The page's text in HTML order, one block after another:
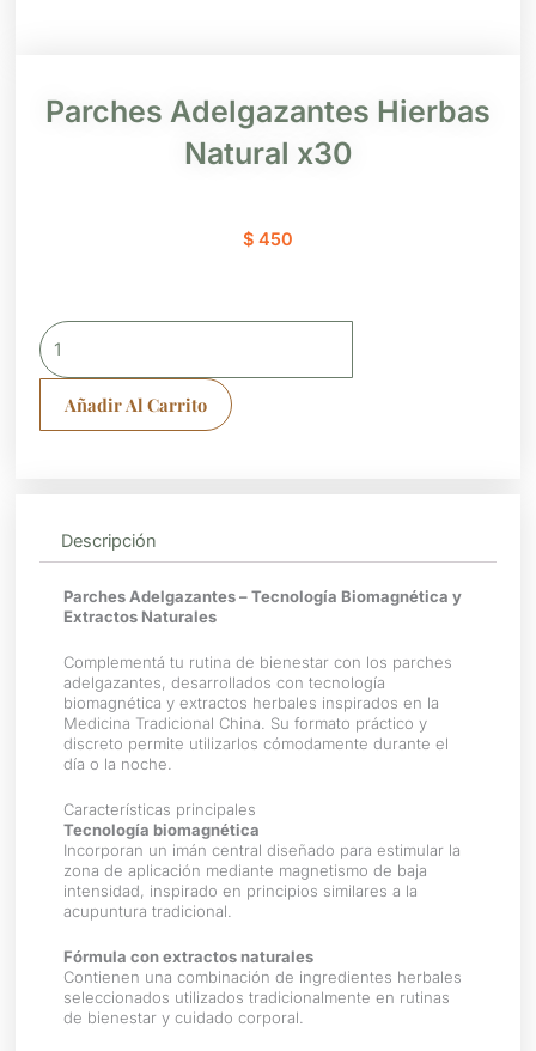
Parches Adelgazantes Hierbas
Natural x30
$ 450
Parches
Adelgazantes
Añadir Al Carrito
Descripción
Parches Adelgazantes – Tecnología Biomagnética y
Extractos Naturales
Complementá tu rutina de bienestar con los parches
adelgazantes, desarrollados con tecnología
biomagnética y extractos herbales inspirados en la
Medicina Tradicional China. Su formato práctico y
discreto permite utilizarlos cómodamente durante el
día o la noche.
Características principales
Tecnología biomagnética
Incorporan un imán central diseñado para estimular la
zona de aplicación mediante magnetismo de baja
intensidad, inspirado en principios similares a la
acupuntura tradicional.
Fórmula con extractos naturales
Contienen una combinación de ingredientes herbales
seleccionados utilizados tradicionalmente en rutinas
de bienestar y cuidado corporal.